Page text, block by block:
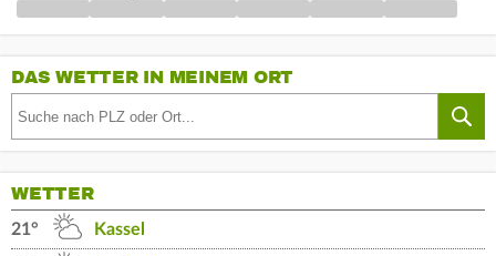
DAS WETTER IN MEINEM ORT
WETTER
21° Kassel